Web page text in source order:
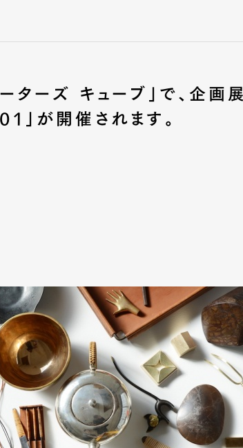
ーターズ キューブ」で、企
が開催されます。